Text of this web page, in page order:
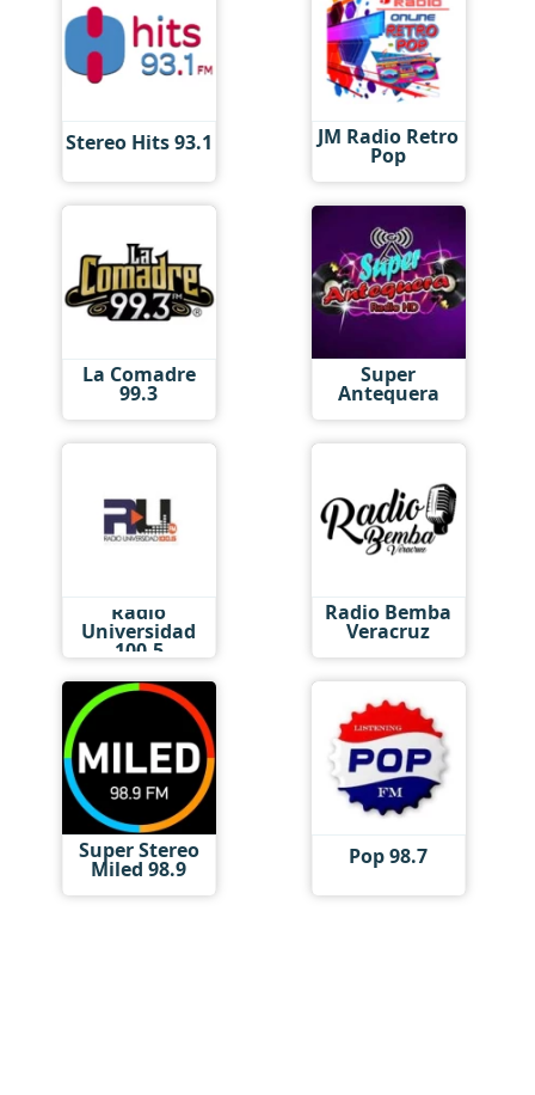
Stereo Hits 93.1 JM Radio Retro
Pop
La Comadre
99.3
Super
Antequera
Radio
Universidad
100.5
Radio Bemba
Veracruz
Super Stereo
Miled 98.9 Pop 98.7